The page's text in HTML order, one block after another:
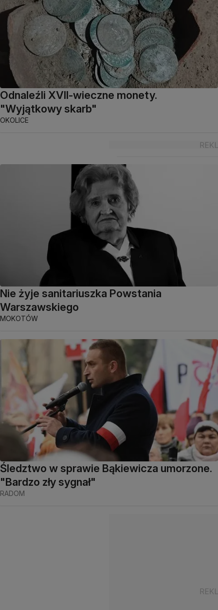
Odnaleźli XVII-wieczne monety.
"Wyjątkowy skarb"
OKOLICE
Nie żyje sanitariuszka Powstania
Warszawskiego
MOKOTÓW
Śledztwo w sprawie Bąkiewicza umorzone.
"Bardzo zły sygnał"
RADOM